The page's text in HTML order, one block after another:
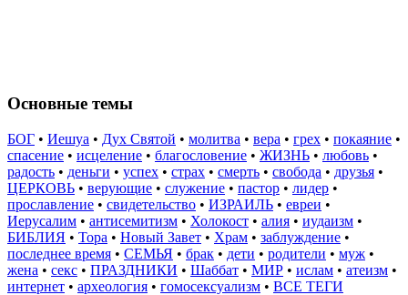
Основные темы
БОГ • Иешуа • Дух Святой • молитва • вера • грех • покаяние •
спасение • исцеление • благословение • ЖИЗНЬ • любовь •
радость • деньги • успех • страх • смерть • свобода • друзья •
ЦЕРКОВЬ • верующие • служение • пастор • лидер •
прославление • свидетельство • ИЗРАИЛЬ • евреи •
Иерусалим • антисемитизм • Холокост • алия • иудаизм •
БИБЛИЯ • Тора • Новый Завет • Храм • заблуждение •
последнее время • СЕМЬЯ • брак • дети • родители • муж •
жена • секс • ПРАЗДНИКИ • Шаббат • МИР • ислам • атеизм •
интернет • археология • гомосексуализм • ВСЕ ТЕГИ